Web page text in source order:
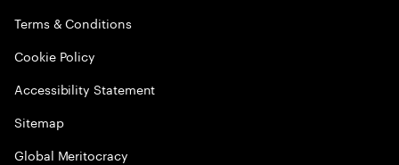
Terms & Conditions
Cookie Policy
Accessibility Statement
Sitemap
Global Meritocracy